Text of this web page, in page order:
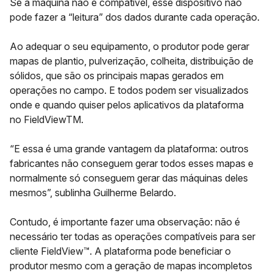
Se a máquina não é compatível, esse dispositivo não
pode fazer a “leitura” dos dados durante cada operação.
Ao adequar o seu equipamento, o produtor pode gerar
mapas de plantio, pulverização, colheita, distribuição de
sólidos, que são os principais mapas gerados em
operações no campo. E todos podem ser visualizados
onde e quando quiser pelos aplicativos da plataforma
no FieldViewTM.
“E essa é uma grande vantagem da plataforma: outros
fabricantes não conseguem gerar todos esses mapas e
normalmente só conseguem gerar das máquinas deles
mesmos”, sublinha Guilherme Belardo.
Contudo, é importante fazer uma observação: não é
necessário ter todas as operações compatíveis para ser
cliente FieldView™. A plataforma pode beneficiar o
produtor mesmo com a geração de mapas incompletos